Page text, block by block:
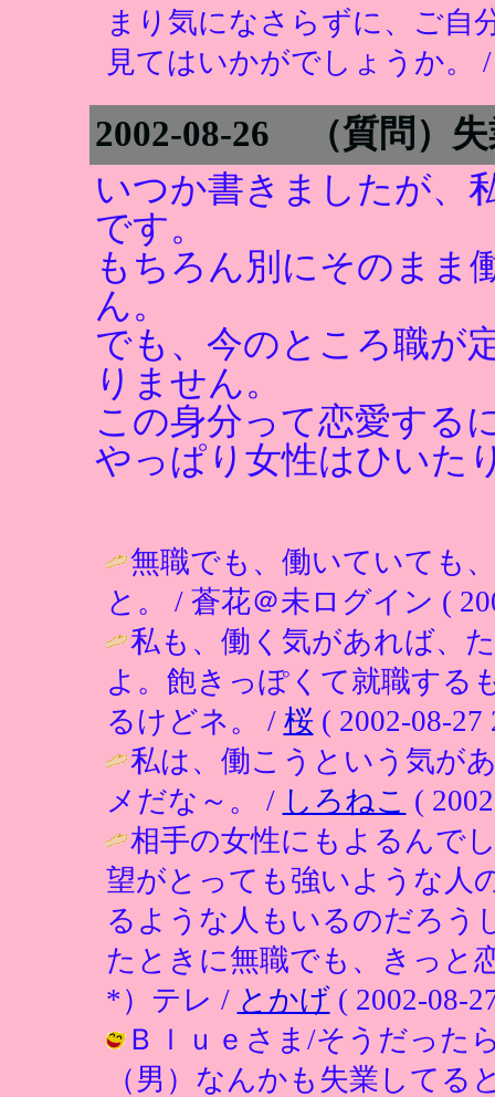
まり気になさらずに、ご自
見てはいかがでしょうか。
2002-08-26 （質問）
いつか書きましたが、
です。
もちろん別にそのまま
ん。
でも、今のところ職が
りません。
この身分って恋愛する
やっぱり女性はひいた
無職でも、働いていても
と。 / 蒼花＠未ログイン (
私も、働く気があれば、
よ。飽きっぽくて就職す
るけどネ。 / 桜 ( 2002-08-27
私は、働こうという気が
メだな～。 / しろねこ (
相手の女性にもよるんで
望がとっても強いような人
るような人もいるのだろう
たときに無職でも、きっと
*）テレ / とかげ( 2002-08-
Ｂｌｕｅさま/そうだった
（男）なんかも失業して